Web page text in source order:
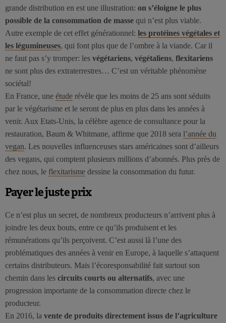
grande distribution en est une illustration: on s’éloigne le plus
possible de la consommation de masse qui n’est plus viable.
Autre exemple de cet effet générationnel: les protéines végétales et
les légumineuses, qui font plus que de l’ombre à la viande. Car il
ne faut pas s’y tromper: les végétariens, végétaliens, flexitariens
ne sont plus des extraterrestres… C’est un véritable phénomène
sociétal!
En France, une étude révèle que les moins de 25 ans sont séduits
par le végétarisme et le seront de plus en plus dans les années à
venir. Aux Etats-Unis, la célèbre agence de consultance pour la
restauration, Baum & Whitmane, affirme que 2018 sera l’année du
vegan. Les nouvelles influenceuses stars américaines sont d’ailleurs
des vegans, qui comptent plusieurs millions d’abonnés. Plus près de
chez nous, le flexitarisme dessine la consommation du futur.
Payer le juste prix
Ce n’est plus un secret, de nombreux producteurs n’arrivent plus à
joindre les deux bouts, entre ce qu’ils produisent et les
rémunérations qu’ils perçoivent. C’est aussi là l’une des
problématiques des années à venir en Europe, à laquelle s’attaquent
certains distributeurs. Mais l’écoresponsabilité fait surtout son
chemin dans les circuits courts ou alternatifs, avec une
progression importante de la consommation directe chez le
producteur.
En 2016, la vente de produits directement issus de l’agriculture